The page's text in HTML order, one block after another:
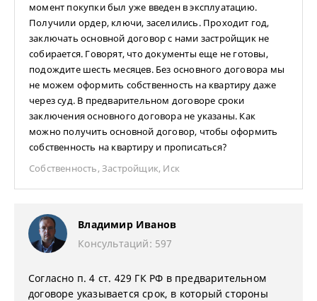
момент покупки был уже введен в эксплуатацию.
Получили ордер, ключи, заселились. Проходит год,
заключать основной договор с нами застройщик не
собирается. Говорят, что документы еще не готовы,
подождите шесть месяцев. Без основного договора мы
не можем оформить собственность на квартиру даже
через суд. В предварительном договоре сроки
заключения основного договора не указаны. Как
можно получить основной договор, чтобы оформить
собственность на квартиру и прописаться?
Собственность,Застройщик, Иск
Владимир Иванов
Консультаций: 597
Согласно п. 4 ст. 429 ГК РФ в предварительном
договоре указывается срок, в который стороны